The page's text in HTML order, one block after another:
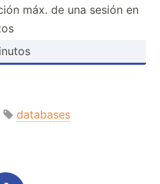
máx. de una sesión en
databases